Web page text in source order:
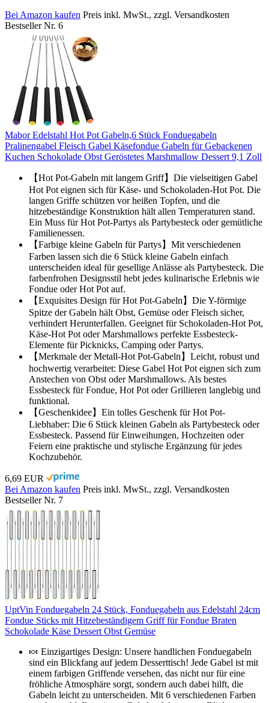
Bei Amazon kaufen Preis inkl. MwSt., zzgl. Versandkosten
Bestseller Nr. 6
Mabor Edelstahl Hot Pot Gabeln,6 Stück Fonduegabeln
Pralinengabel Fleisch Gabel Käsefondue Gabeln für Gebackenen
Kuchen Schokolade Obst Geröstetes Marshmallow Dessert 9,1 Zoll
【Hot Pot-Gabeln mit langem Griff】Die vielseitigen Gabel
Hot Pot eignen sich für Käse- und Schokoladen-Hot Pot. Die
langen Griffe schützen vor heißen Topfen, und die
hitzebeständige Konstruktion hält allen Temperaturen stand.
Ein Muss für Hot Pot-Partys als Partybesteck oder gemütliche
Familienessen.
【Farbige kleine Gabeln für Partys】Mit verschiedenen
Farben lassen sich die 6 Stück kleine Gabeln einfach
unterscheiden ideal für gesellige Anlässe als Partybesteck. Die
farbenfrohen Designsstil hebt jedes kulinarische Erlebnis wie
Fondue oder Hot Pot auf.
【Exquisites Design für Hot Pot-Gabeln】Die Y-förmige
Spitze der Gabeln hält Obst, Gemüse oder Fleisch sicher,
verhindert Herunterfallen. Geeignet für Schokoladen-Hot Pot,
Käse-Hot Pot oder Marshmallows perfekte Essbesteck-
Elemente für Picknicks, Camping oder Partys.
【Merkmale der Metall-Hot Pot-Gabeln】Leicht, robust und
hochwertig verarbeitet: Diese Gabel Hot Pot eignen sich zum
Anstechen von Obst oder Marshmallows. Als bestes
Essbesteck für Fondue, Hot Pot oder Grillieren langlebig und
funktional.
【Geschenkidee】Ein tolles Geschenk für Hot Pot-
Liebhaber: Die 6 Stück kleinen Gabeln als Partybesteck oder
Essbesteck. Passend für Einweihungen, Hochzeiten oder
Feiern eine praktische und stylische Ergänzung für jedes
Kochzubehör.
6,69 EUR
Bei Amazon kaufen Preis inkl. MwSt., zzgl. Versandkosten
Bestseller Nr. 7
UptVin Fonduegabeln 24 Stück, Fonduegabeln aus Edelstahl 24cm
Fondue Sticks mit Hitzebeständigem Griff für Fondue Braten
Schokolade Käse Dessert Obst Gemüse
🍬 Einzigartiges Design: Unsere handlichen Fonduegabeln
sind ein Blickfang auf jedem Desserttisch! Jede Gabel ist mit
einem farbigen Griffende versehen, das nicht nur für eine
fröhliche Atmosphäre sorgt, sondern auch dabei hilft, die
Gabeln leicht zu unterscheiden. Mit 6 verschiedenen Farben